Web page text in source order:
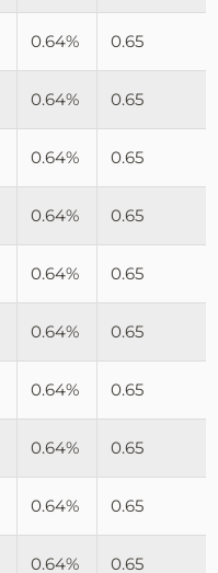
0.64% 0.65
0.64% 0.65
0.64% 0.65
0.64% 0.65
0.64% 0.65
0.64% 0.65
0.64% 0.65
0.64% 0.65
0.64% 0.65
0.64% 0.65